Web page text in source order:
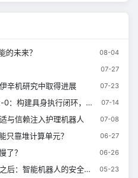
的未来？ 08-04
07-27
辛机研究中取得进展 07-23
行闭环，让Agent走入物理世界 07-14
与信赖注入护理机器人 07-08
只靠堆计算单元？ 06-27
了？ 06-26
器人的安全，到底该怎么做？ 05-23